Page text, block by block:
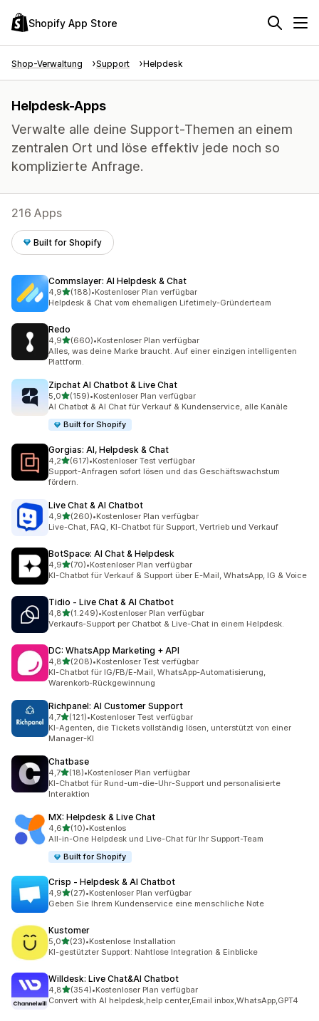
Shopify App Store
Shop-Verwaltung Support Helpdesk
Helpdesk-Apps
Verwalte alle deine Support-Themen an einem
zentralen Ort und löse effektiv jede noch so
komplizierte Anfrage.
216 Apps
Built for Shopify
Commslayer: AI Helpdesk & Chat
4,9von 5 Sternen
(188)
188 Rezensionen insgesamt
•Kostenloser Plan verfügbar
Helpdesk & Chat vom ehemaligen Lifetimely-Gründerteam
Redo
4,9von 5 Sternen
(660)
660 Rezensionen insgesamt
•Kostenloser Plan verfügbar
Alles, was deine Marke braucht. Auf einer einzigen intelligenten
Plattform.
Zipchat AI Chatbot & Live Chat
5,0von 5 Sternen
(159)
159 Rezensionen insgesamt
•Kostenloser Plan verfügbar
AI Chatbot & AI Chat für Verkauf & Kundenservice, alle Kanäle
Built for Shopify
Gorgias: AI, Helpdesk & Chat
4,2von 5 Sternen
(617)
617 Rezensionen insgesamt
•Kostenloser Test verfügbar
Support-Anfragen sofort lösen und das Geschäftswachstum
fördern.
Live Chat & AI Chatbot
4,9von 5 Sternen
(260)
260 Rezensionen insgesamt
•Kostenloser Plan verfügbar
Live-Chat, FAQ, KI-Chatbot für Support, Vertrieb und Verkauf
BotSpace: AI Chat & Helpdesk
4,9von 5 Sternen
(70)
70 Rezensionen insgesamt
•Kostenloser Plan verfügbar
KI-Chatbot für Verkauf & Support über E-Mail, WhatsApp, IG & Voice
Tidio ‑ Live Chat & AI Chatbot
4,8von 5 Sternen
(1.249)
1249 Rezensionen insgesamt
•Kostenloser Plan verfügbar
Verkaufs-Support per Chatbot & Live-Chat in einem Helpdesk.
DC: WhatsApp Marketing + API
4,8von 5 Sternen
(208)
208 Rezensionen insgesamt
•Kostenloser Test verfügbar
KI-Chatbot für IG/FB/E-Mail, WhatsApp-Automatisierung,
Warenkorb-Rückgewinnung
Richpanel: AI Customer Support
4,7von 5 Sternen
(121)
121 Rezensionen insgesamt
•Kostenloser Test verfügbar
KI-Agenten, die Tickets vollständig lösen, unterstützt von einer
Manager-KI
Chatbase
4,7von 5 Sternen
(18)
18 Rezensionen insgesamt
•Kostenloser Plan verfügbar
KI-Chatbot für Rund-um-die-Uhr-Support und personalisierte
Interaktion
MX: Helpdesk & Live Chat
4,6von 5 Sternen
(10)
10 Rezensionen insgesamt
•Kostenlos
All-in-One Helpdesk und Live-Chat für Ihr Support-Team
Built for Shopify
Crisp ‑ Helpdesk & AI Chatbot
4,9von 5 Sternen
(27)
27 Rezensionen insgesamt
•Kostenloser Plan verfügbar
Geben Sie Ihrem Kundenservice eine menschliche Note
Kustomer
5,0von 5 Sternen
(23)
23 Rezensionen insgesamt
•Kostenlose Installation
KI-gestützter Support: Nahtlose Integration & Einblicke
Willdesk: Live Chat&AI Chatbot
4,8von 5 Sternen
(354)
354 Rezensionen insgesamt
•Kostenloser Plan verfügbar
Convert with AI helpdesk,help center,Email inbox,WhatsApp,GPT4